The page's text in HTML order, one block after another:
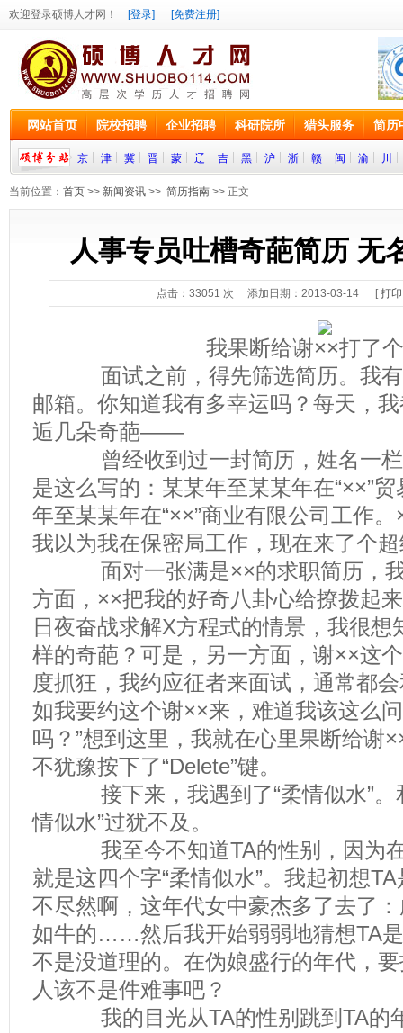
欢迎登录硕博人才网！ [登录] [免费注册]
网站首页 院校招聘 企业招聘 科研院所 猎头服务 简历
京 津 冀 晋 蒙 辽 吉 黑 沪 浙 赣 闽 渝 川
当前位置： 首页 >> 新闻资讯 >> 简历指南 >> 正文
人事专员吐槽奇葩简历 无
点击： 33051 次 添加日期：2013-03-14 [打印
我果断给谢××打了
面试之前，得先筛选简历。我有
邮箱。你知道我有多幸运吗？每天，
逅几朵奇葩——
曾经收到过一封简历，姓名一栏
是这么写的：某某年至某某年在“××”
年至某某年在“××”商业有限公司工作
我以为我在保密局工作，现在来了个
面对一张满是××的求职简历，我
方面，××把我的好奇八卦心给撩拨起
日夜奋战求解X方程式的情景，我很想
样的奇葩？可是，另一方面，谢××这
度抓狂，我约应征者来面试，通常都
如我要约这个谢××来，难道我该这么
吗？”想到这里，我就在心里果断给谢
不犹豫按下了“Delete”键。
接下来，我遇到了“柔情似水”。
情似水”过犹不及。
我至今不知道TA的性别，因为
就是这四个字“柔情似水”。我起初想
不尽然啊，这年代女中豪杰多了去了
如牛的……然后我开始弱弱地猜想TA
不是没道理的。在伪娘盛行的年代，要
人该不是件难事吧？
我的目光从TA的性别跳到TA的